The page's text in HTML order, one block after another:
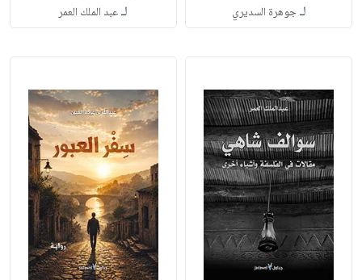
لـجوهرة السديري لـعبد الملك العمر